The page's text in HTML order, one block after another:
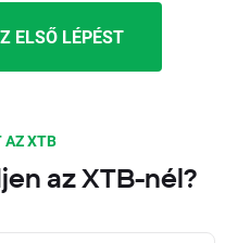
ELSŐ LÉPÉST
AZ XTB
az XTB-nél?